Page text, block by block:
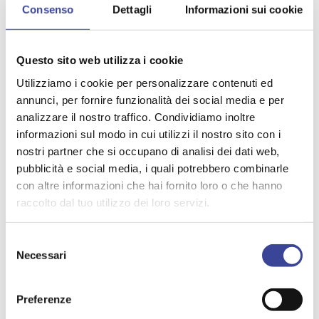
Consenso Dettagli Informazioni sui cookie
Questo sito web utilizza i cookie
Utilizziamo i cookie per personalizzare contenuti ed
annunci, per fornire funzionalità dei social media e per
analizzare il nostro traffico. Condividiamo inoltre
informazioni sul modo in cui utilizzi il nostro sito con i
nostri partner che si occupano di analisi dei dati web,
pubblicità e social media, i quali potrebbero combinarle
con altre informazioni che hai fornito loro o che hanno
raccolto dal tuo utilizzo dei loro servizi.
delNecessari
Preferenze
Presidente di Anci Lombardia
ALLEGATI
Relazione Regione Lombardia - Opere Olimpiadi
Bozza Decreto Legge - Opere Olimpiadi 2026
Allegati bozza Decreto Legge - Opere Olimpiadi
Lettera Ministero bozza Decreto Legge